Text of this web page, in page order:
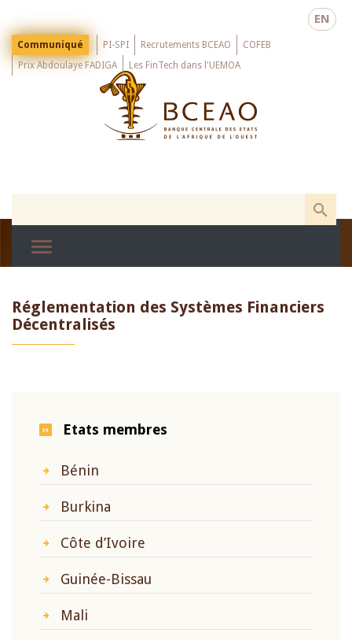
main
EN
Menu
Top
Communiqué PI-SPI Recrutements BCEAO
COFEB
Prix Abdoulaye FADIGA
Les FinTech dans l'UEMOA
Réglementation des Systèmes Financiers
Décentralisés
Etats membres
Bénin
Burkina
Côte d’Ivoire
Guinée-Bissau
Mali